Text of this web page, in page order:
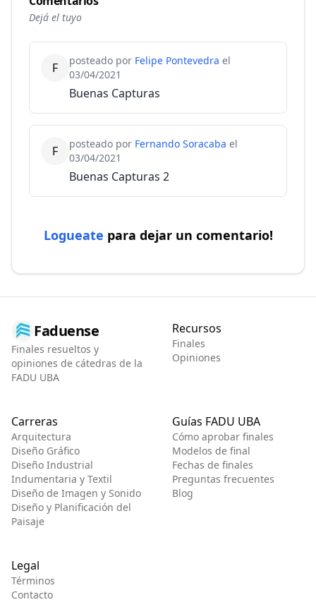
Dejá el tuyo
F posteado por Felipe Pontevedra el
03/04/2021
Buenas Capturas
F posteado por Fernando Soracaba el
03/04/2021
Buenas Capturas 2
Logueate para dejar un comentario!
Faduense
Finales resueltos y
opiniones de cátedras de la
FADU UBA
Recursos
Finales
Opiniones
Carreras
Arquitectura
Diseño Gráfico
Diseño Industrial
Indumentaria y Textil
Diseño de Imagen y Sonido
Diseño y Planificación del
Paisaje
Guías FADU UBA
Cómo aprobar finales
Modelos de final
Fechas de finales
Preguntas frecuentes
Blog
Legal
Términos
Contacto